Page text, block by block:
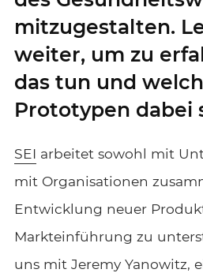
mitzugestalten.
weiter, um zu
das tun und
Prototypen dabei
SEI arbeitet sowohl mit
mit Organisationen
Entwicklung neuer
Markteinführung zu
uns mit Jeremy Yanowitz,